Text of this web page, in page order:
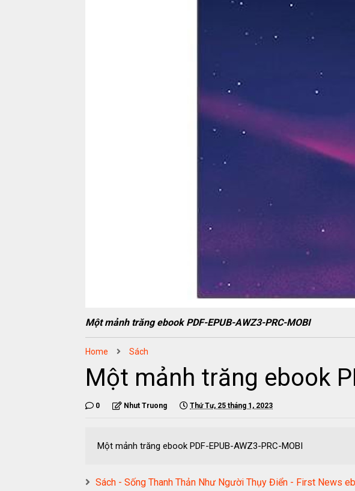
Một mảnh trăng ebook PDF-EPUB-AWZ3-PRC-MOBI
Home Sách
Một mảnh trăng ebook
0 Nhut Truong Thứ Tư, 25 tháng 1, 2023
Một mảnh trăng ebook PDF-EPUB-AWZ3-PRC-MOBI
Sách - Sống Thanh Thản Như Người Thụy Điển - First News